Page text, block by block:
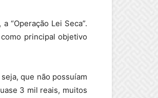
“Operação Lei Seca”.
principal objetivo
que não possuíam
3 mil reais, muitos